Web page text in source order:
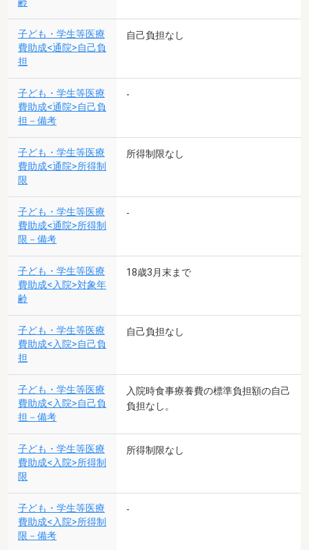
齢
子ども・学生等医療
費助成<通院>自己負
担
自己負担なし
子ども・学生等医療
費助成<通院>自己負
担－備考
-
子ども・学生等医療
費助成<通院>所得制
限
所得制限なし
子ども・学生等医療
費助成<通院>所得制
限－備考
-
子ども・学生等医療
費助成<入院>対象年
齢
18歳3月末まで
子ども・学生等医療
費助成<入院>自己負
担
自己負担なし
子ども・学生等医療
費助成<入院>自己負
担－備考
入院時食事療養費の標準負担額の自己
負担なし。
子ども・学生等医療
費助成<入院>所得制
限
所得制限なし
子ども・学生等医療
費助成<入院>所得制
限－備考
-